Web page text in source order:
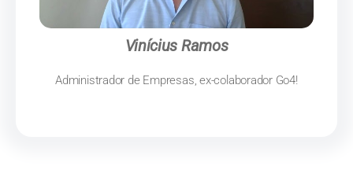
Vinícius Ramos
Administrador de Empresas, ex-colaborador Go4!